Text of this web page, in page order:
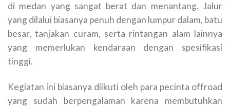
di medan yang sangat berat dan menantang. Jalur
yang dilalui biasanya penuh dengan lumpur dalam, batu
besar, tanjakan curam, serta rintangan alam lainnya
yang memerlukan kendaraan dengan spesifikasi
tinggi.
Kegiatan ini biasanya diikuti oleh para pecinta offroad
yang sudah berpengalaman karena membutuhkan